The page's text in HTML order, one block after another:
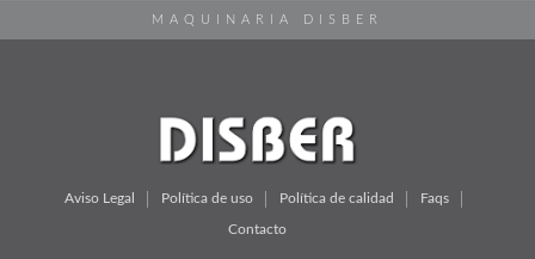
MAQUINARIA DISBER
Aviso Legal Política de uso Política de calidad Faqs
Contacto